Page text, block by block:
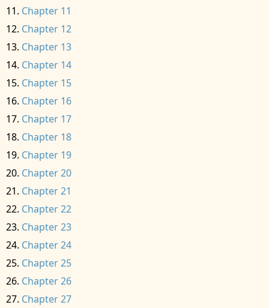
Chapter 11
Chapter 12
Chapter 13
Chapter 14
Chapter 15
Chapter 16
Chapter 17
Chapter 18
Chapter 19
Chapter 20
Chapter 21
Chapter 22
Chapter 23
Chapter 24
Chapter 25
Chapter 26
Chapter 27